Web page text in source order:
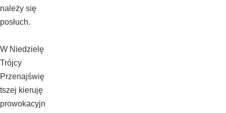
należy się
posłuch.
W Niedzielę
Trójcy
Przenajświę
tszej kieruję
prowokacyjn